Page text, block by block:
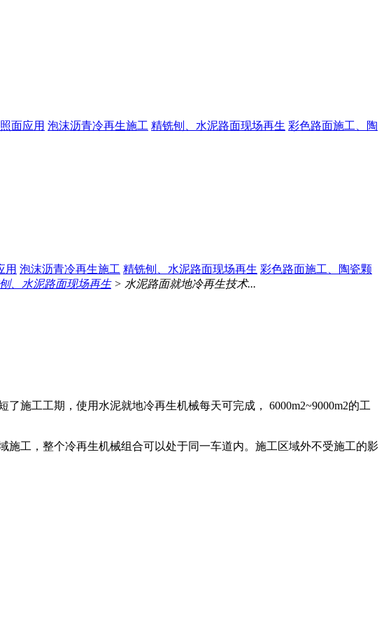
面应用 泡沫沥青冷再生施工 精铣刨、水泥路面现场再生 彩色路面施工、陶
用 泡沫沥青冷再生施工 精铣刨、水泥路面现场再生 彩色路面施工、陶瓷颗
、水泥路面现场再生> 水泥路面就地冷再生技术...
施工工期，使用水泥就地冷再生机械每天可完成， 6000m2~9000m2的工
工，整个冷再生机械组合可以处于同一车道内。施工区域外不受施工的影